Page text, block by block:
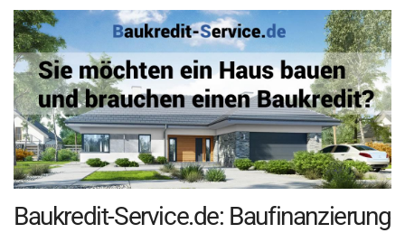
Baukredit-Service.de: Baufinanzierung